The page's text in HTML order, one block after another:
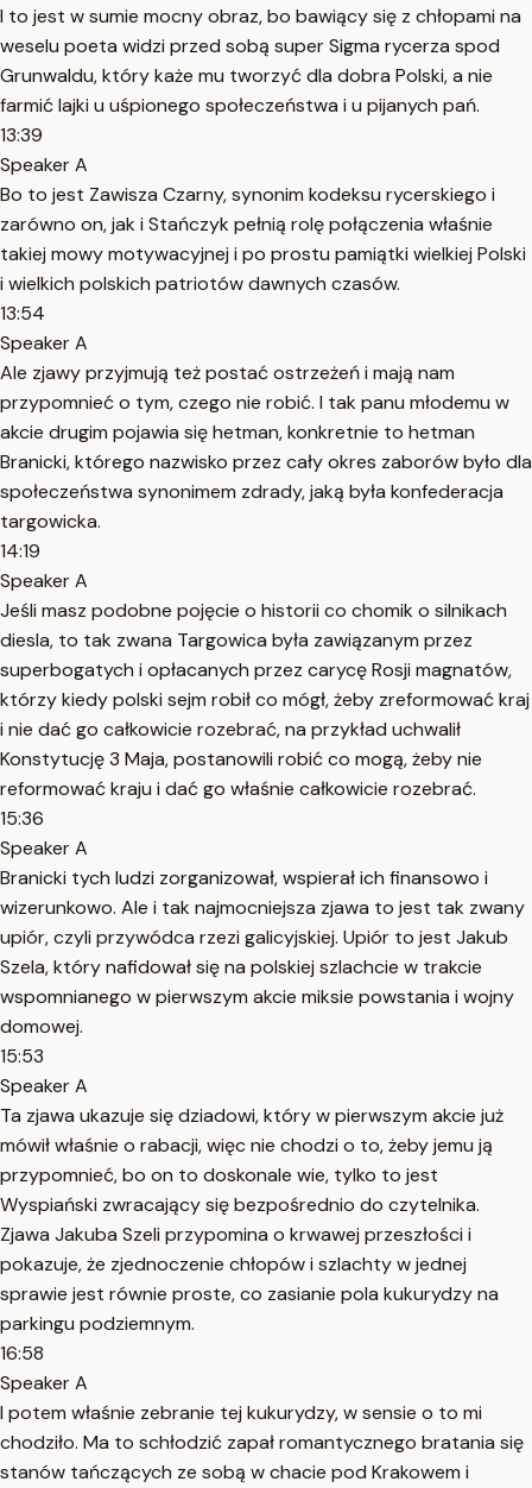
I to jest w sumie mocny obraz, bo bawiący się z chłopami na
weselu poeta widzi przed sobą super Sigma rycerza spod
Grunwaldu, który każe mu tworzyć dla dobra Polski, a nie
farmić lajki u uśpionego społeczeństwa i u pijanych pań.
13:39
Speaker A
Bo to jest Zawisza Czarny, synonim kodeksu rycerskiego i
zarówno on, jak i Stańczyk pełnią rolę połączenia właśnie
takiej mowy motywacyjnej i po prostu pamiątki wielkiej Polski
i wielkich polskich patriotów dawnych czasów.
13:54
Speaker A
Ale zjawy przyjmują też postać ostrzeżeń i mają nam
przypomnieć o tym, czego nie robić. I tak panu młodemu w
akcie drugim pojawia się hetman, konkretnie to hetman
Branicki, którego nazwisko przez cały okres zaborów było dla
społeczeństwa synonimem zdrady, jaką była konfederacja
targowicka.
14:19
Speaker A
Jeśli masz podobne pojęcie o historii co chomik o silnikach
diesla, to tak zwana Targowica była zawiązanym przez
superbogatych i opłacanych przez carycę Rosji magnatów,
którzy kiedy polski sejm robił co mógł, żeby zreformować kraj
i nie dać go całkowicie rozebrać, na przykład uchwalił
Konstytucję 3 Maja, postanowili robić co mogą, żeby nie
reformować kraju i dać go właśnie całkowicie rozebrać.
15:36
Speaker A
Branicki tych ludzi zorganizował, wspierał ich finansowo i
wizerunkowo. Ale i tak najmocniejsza zjawa to jest tak zwany
upiór, czyli przywódca rzezi galicyjskiej. Upiór to jest Jakub
Szela, który nafidował się na polskiej szlachcie w trakcie
wspomnianego w pierwszym akcie miksie powstania i wojny
domowej.
15:53
Speaker A
Ta zjawa ukazuje się dziadowi, który w pierwszym akcie już
mówił właśnie o rabacji, więc nie chodzi o to, żeby jemu ją
przypomnieć, bo on to doskonale wie, tylko to jest
Wyspiański zwracający się bezpośrednio do czytelnika.
Zjawa Jakuba Szeli przypomina o krwawej przeszłości i
pokazuje, że zjednoczenie chłopów i szlachty w jednej
sprawie jest równie proste, co zasianie pola kukurydzy na
parkingu podziemnym.
16:58
Speaker A
I potem właśnie zebranie tej kukurydzy, w sensie o to mi
chodziło. Ma to schłodzić zapał romantycznego bratania się
stanów tańczących ze sobą w chacie pod Krakowem i